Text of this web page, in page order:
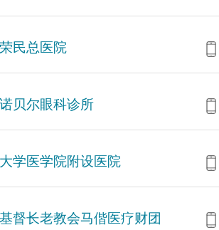
民总医院
贝尔眼科诊所
学医学院附设医院
督长老教会马偕医疗财团